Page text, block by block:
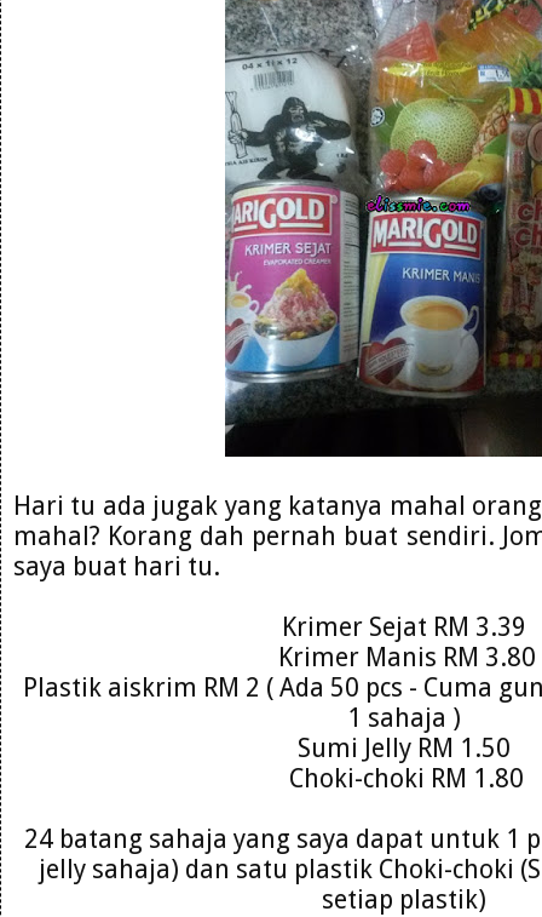
Hari tu ada jugak yang katanya mahal
mahal? Korang dah pernah buat sendiri.
saya buat hari tu.
Krimer Sejat RM 3.39
Krimer Manis RM 3.80
Plastik aiskrim RM 2 ( Ada 50 pcs - Cuma
1 sahaja )
Sumi Jelly RM 1.50
Choki-choki RM 1.80
24 batang sahaja yang saya dapat untuk 1
jelly sahaja) dan satu plastik Choki-choki
setiap plastik)